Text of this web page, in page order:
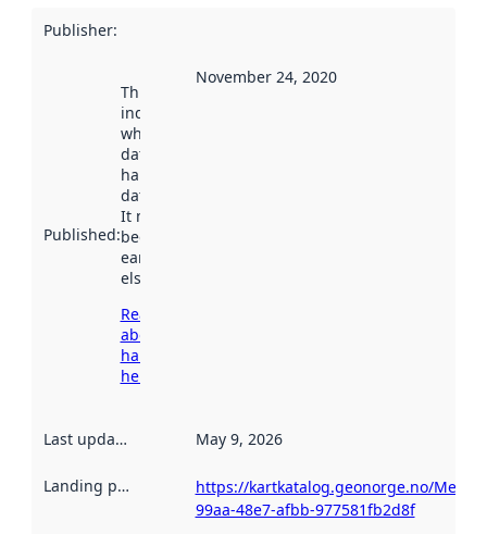
Publisher:
Published:
This date
indicates
when the
dataset was
harvested by
data.norge.no.
It may have
been available
earlier
elsewhere.
Read more
about
harvesting
here
November 24, 2020
Last updated May 9, 2026
Landing page
https://kartkatalog.geonorge.no/
99aa-48e7-afbb-977581fb2d8f